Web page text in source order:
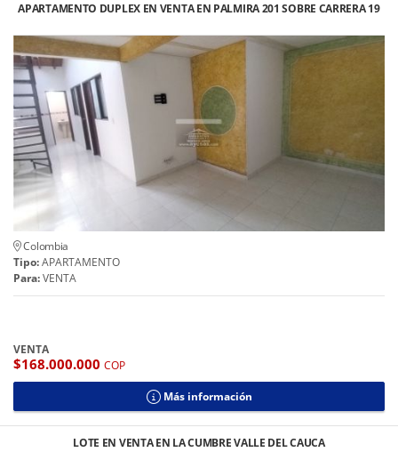
APARTAMENTO DUPLEX EN VENTA EN PALMIRA 201 SOBRE CARRERA 19
Colombia
Tipo:APARTAMENTO
Para:VENTA
VENTA
$168.000.000 COP
Más información
LOTE EN VENTA EN LA CUMBRE VALLE DEL CAUCA